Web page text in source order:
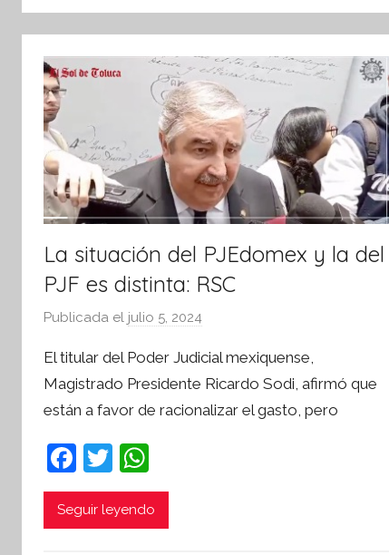
La situación del PJEdomex y la del
PJF es distinta: RSC
Publicada el julio 5, 2024
r
S
í
El titular del Poder Judicial mexiquense,
Magistrado Presidente Ricardo Sodi, afirmó que
están a favor de racionalizar el gasto, pero
F
a
c
T
w
itt
h
at
Seguir leyendo